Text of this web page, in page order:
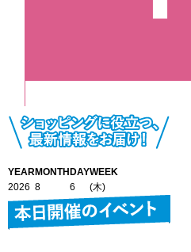
YEARMONTHDAYWEEK
2026 8 6 (木)